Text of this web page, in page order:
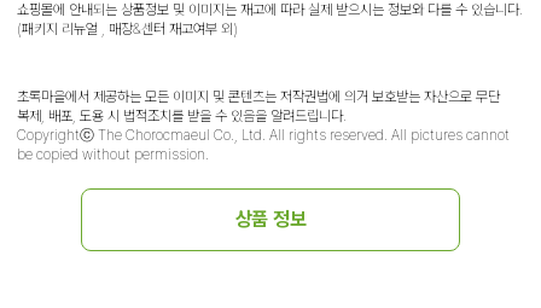
쇼핑몰에 안내되는 상품정보 및 이미지는 재고에 따라 실제 받으시는 정보와 다를 수 있습니다.
(패키지 리뉴얼 , 매장&센터 재고여부 외)
초록마을에서 제공하는 모든 이미지 및 콘텐츠는 저작권법에 의거 보호받는 자산으로 무단
복제, 배포, 도용 시 법적조치를 받을 수 있음을 알려드립니다.
Copyrightⓒ The Chorocmaeul Co., Ltd. All rights reserved. All pictures cannot
be copied without permission.
상품 정보